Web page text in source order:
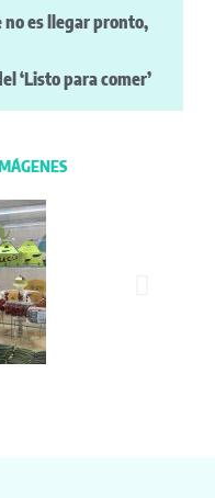
es llegar pronto,
‘Listo para comer’